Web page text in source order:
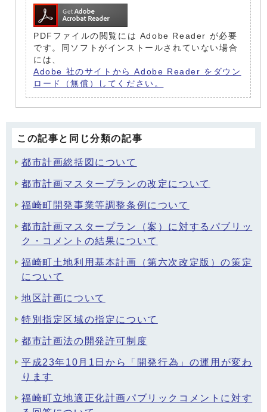
PDFファイルの閲覧には Adobe Reader が必要
です。同ソフトがインストールされていない場合
には、
Adobe 社のサイトから Adobe Reader をダウン
ロード（無償）してください。
この記事と同じ分類の記事
都市計画総括図について
都市計画マスタープランの改定について
福崎町開発事業等調整条例について
都市計画マスタープラン（案）に対するパブリッ
ク・コメントの結果について
福崎町土地利用基本計画（第六次改定版）の策定
について
地区計画について
特別指定区域の指定について
都市計画法の開発許可制度
平成23年10月1日から「開発行為」の運用が変わ
ります
福崎町立地適正化計画パブリックコメントに対す